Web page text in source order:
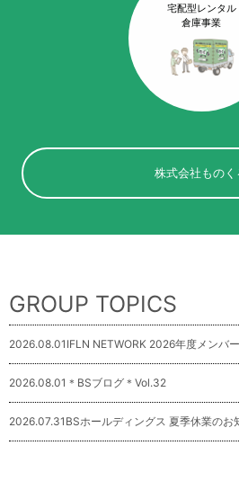
宅配型レンタル
倉庫事業
株式会社ものく
GROUP TOPICS
2026.08.01 IFLN NETWORK 2026年度メンバ
2026.08.01 ＊BSブログ＊Vol.32
2026.07.31 BSホールディングス 夏季休業のお